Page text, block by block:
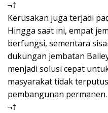
¬†
Kerusakan juga terjadi
Hingga saat ini, empat
berfungsi, sementara
dukungan jembatan
menjadi solusi cepat
masyarakat tidak
pembangunan permanen.
¬†